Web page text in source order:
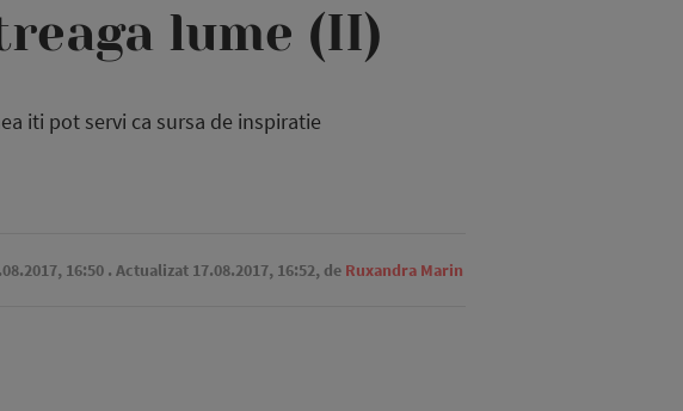
lume (II)
iti pot servi ca sursa de inspiratie
16:50 . Actualizat 17.08.2017, 16:52, de Ruxandra Marin